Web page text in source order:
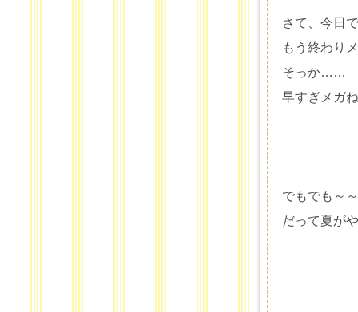
さて、今日
もう終わり
そっか……
早すぎメガ
でもでも～
だって夏が